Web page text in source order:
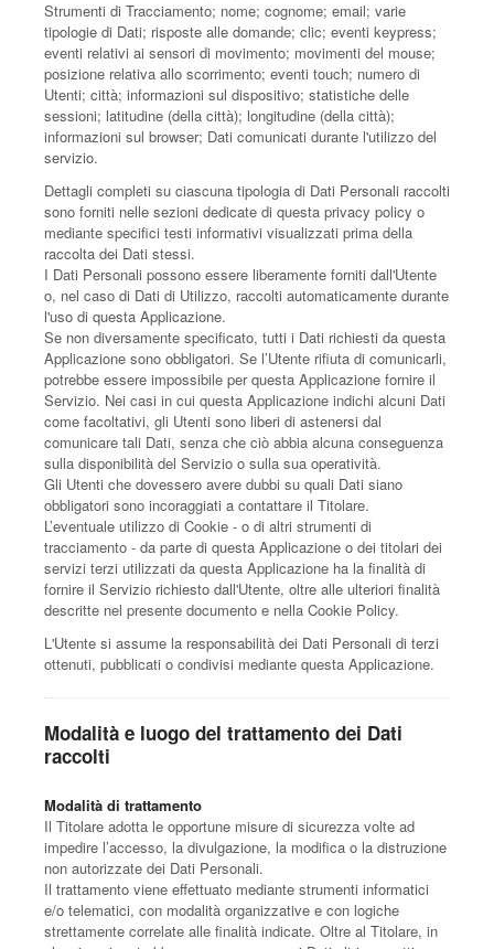
Strumenti di Tracciamento; nome; cognome; email; varie
tipologie di Dati; risposte alle domande; clic; eventi keypress;
eventi relativi ai sensori di movimento; movimenti del mouse;
posizione relativa allo scorrimento; eventi touch; numero di
Utenti; città; informazioni sul dispositivo; statistiche delle
sessioni; latitudine (della città); longitudine (della città);
informazioni sul browser; Dati comunicati durante l'utilizzo del
servizio.
Dettagli completi su ciascuna tipologia di Dati Personali raccolti
sono forniti nelle sezioni dedicate di questa privacy policy o
mediante specifici testi informativi visualizzati prima della
raccolta dei Dati stessi.
I Dati Personali possono essere liberamente forniti dall'Utente
o, nel caso di Dati di Utilizzo, raccolti automaticamente durante
l'uso di questa Applicazione.
Se non diversamente specificato, tutti i Dati richiesti da questa
Applicazione sono obbligatori. Se l’Utente rifiuta di comunicarli,
potrebbe essere impossibile per questa Applicazione fornire il
Servizio. Nei casi in cui questa Applicazione indichi alcuni Dati
come facoltativi, gli Utenti sono liberi di astenersi dal
comunicare tali Dati, senza che ciò abbia alcuna conseguenza
sulla disponibilità del Servizio o sulla sua operatività.
Gli Utenti che dovessero avere dubbi su quali Dati siano
obbligatori sono incoraggiati a contattare il Titolare.
L’eventuale utilizzo di Cookie - o di altri strumenti di
tracciamento - da parte di questa Applicazione o dei titolari dei
servizi terzi utilizzati da questa Applicazione ha la finalità di
fornire il Servizio richiesto dall'Utente, oltre alle ulteriori finalità
descritte nel presente documento e nella Cookie Policy.
L'Utente si assume la responsabilità dei Dati Personali di terzi
ottenuti, pubblicati o condivisi mediante questa Applicazione.
Modalità e luogo del trattamento dei Dati
raccolti
Modalità di trattamento
Il Titolare adotta le opportune misure di sicurezza volte ad
impedire l’accesso, la divulgazione, la modifica o la distruzione
non autorizzate dei Dati Personali.
Il trattamento viene effettuato mediante strumenti informatici
e/o telematici, con modalità organizzative e con logiche
strettamente correlate alle finalità indicate. Oltre al Titolare, in